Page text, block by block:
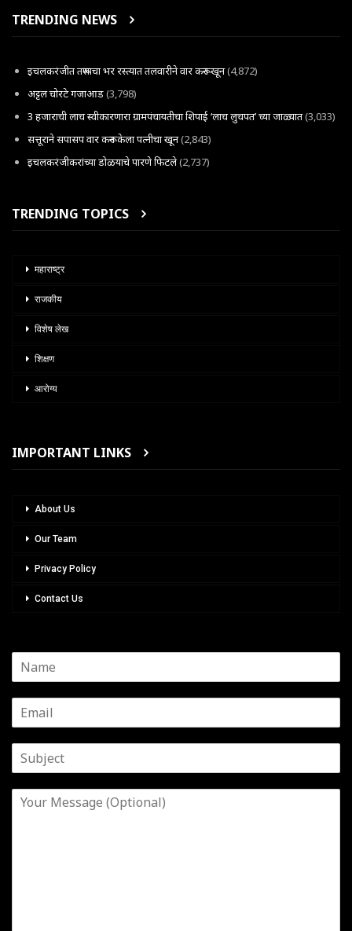
TRENDING NEWS
इचलकरंजीत तरूणाचा भर रस्त्यात तलवारीने वार करून खून(4,872)
अट्टल चोरटे गजाआड(3,798)
3 हजाराची लाच स्वीकारणारा ग्रामपंचायतीचा शिपाई ‘लाच लुचपत’ च्या जाळ्यात(3,033)
सत्तूराने सपासप वार करून केला पत्नीचा खून(2,843)
इचलकरंजीकरांच्या डोळयाचे पारणे फिटले(2,737)
TRENDING TOPICS
महाराष्ट्र
राजकीय
विशेष लेख
शिक्षण
आरोग्य
IMPORTANT LINKS
About Us
Our Team
Privacy Policy
Contact Us